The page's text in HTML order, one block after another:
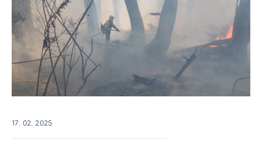
17. 02. 2025